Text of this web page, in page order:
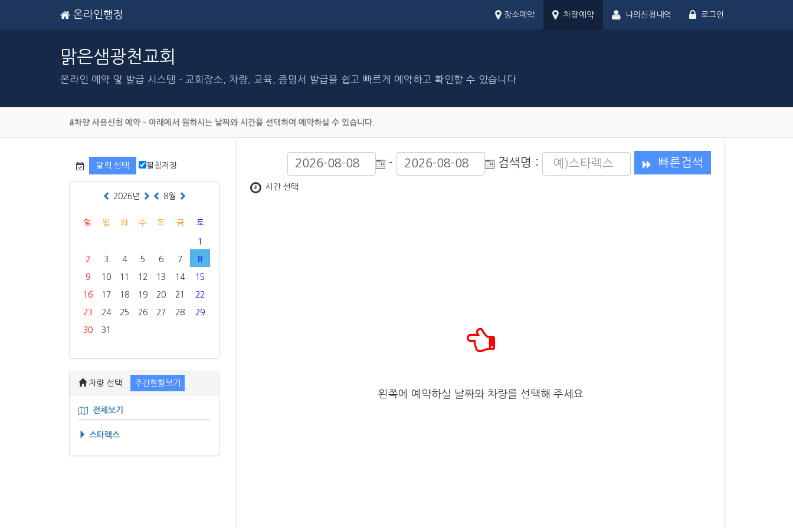
온라인행정 장소예약 차량예약 나의신청내역 로그인
맑은샘광천교회
온라인 예약 및 발급 시스템 - 교회장소, 차량, 교육, 증명서 발급을 쉽고 빠르게 예약하고 확인할 수 있습니다
#차량 사용신청 예약 - 아래에서 원하시는 날짜와 시간을 선택하여 예약하실 수 있습니다.
달력 선택 펼침저장
2026년 8월
일 월 화 수 목 금 토
1
2 3 4 5 6 7 8
9 10 11 12 13 14 15
16 17 18 19 20 21 22
23 24 25 26 27 28 29
30 31
차량 선택 주간현황보기
전체보기
스타렉스
- 검색명 : 빠른검색
시간 선택
왼쪽에 예약하실 날짜와 차량를 선택해 주세요